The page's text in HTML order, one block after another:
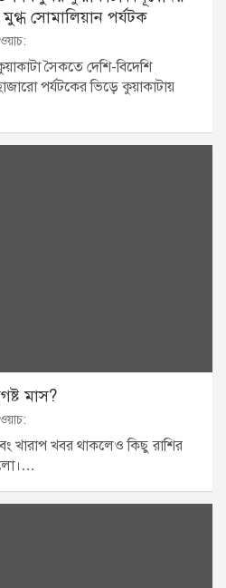
মুগ্ধ সোমালিয়ান পর্যটক
সৈকতে দেশি-বিদেশি
পর্যটকের ভিড়ে কুয়াকাটায়
মাস?
খারাপ খবর থাকলেও কিছু রাশির